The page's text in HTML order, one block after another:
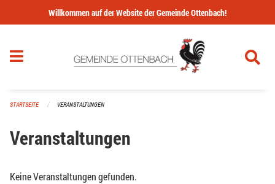
Navigation überspringen
Willkommen auf der Website der Gemeinde Ottenbach!
STARTSEITE VERANSTALTUNGEN
Veranstaltungen
Keine Veranstaltungen gefunden.